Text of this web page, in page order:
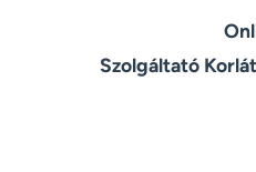
Szolgáltató